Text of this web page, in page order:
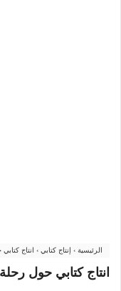
الرئيسية › إنتاج كتابي › انتاج
انتاج كتابي حول